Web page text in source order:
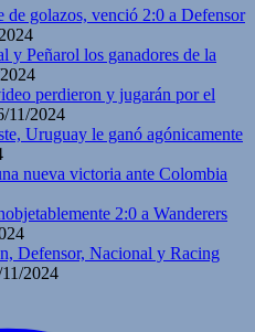
de golazos, venció 2:0 a Defensor
y Peñarol los ganadores de la
perdieron y jugarán por el
11/2024
Uruguay le ganó agónicamente
nueva victoria ante Colombia
2:0 a Wanderers
Defensor, Nacional y Racing
2024